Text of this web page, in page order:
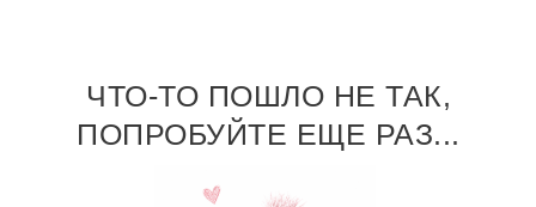
ЧТО-ТО ПОШЛО НЕ ТАК,
ПОПРОБУЙТЕ ЕЩЕ РАЗ...